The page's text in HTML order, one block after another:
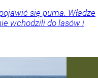
się puma. Władze
wchodzili do lasów i